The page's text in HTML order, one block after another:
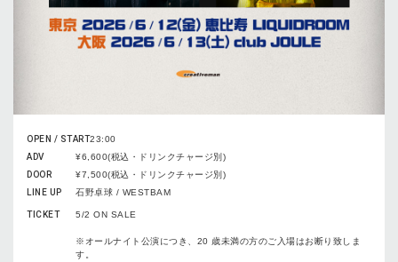
OPEN / START23:00
ADV
¥6,600(税込・ドリンクチャージ別)
DOOR
¥7,500(税込・ドリンクチャージ別)
LINE UP
石野卓球 / WESTBAM
TICKET 5/2 ON SALE
※オールナイト公演につき、20 歳未満の方のご入場はお断り致しま
す。